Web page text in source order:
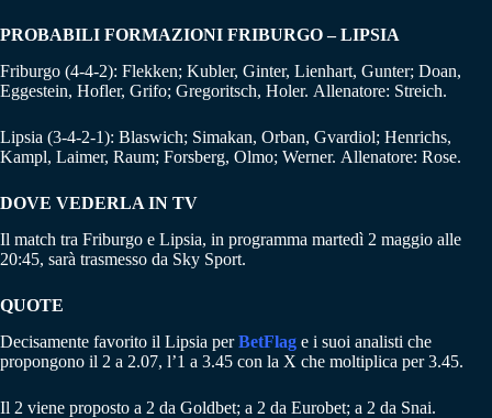
PROBABILI FORMAZIONI FRIBURGO – LIPSIA
Friburgo (4-4-2): Flekken; Kubler, Ginter, Lienhart, Gunter; Doan,
Eggestein, Hofler, Grifo; Gregoritsch, Holer. Allenatore: Streich.
Lipsia (3-4-2-1): Blaswich; Simakan, Orban, Gvardiol; Henrichs,
Kampl, Laimer, Raum; Forsberg, Olmo; Werner. Allenatore: Rose.
DOVE VEDERLA IN TV
Il match tra Friburgo e Lipsia, in programma martedì 2 maggio alle
20:45, sarà trasmesso da Sky Sport.
QUOTE
Decisamente favorito il Lipsia perBetFlag e i suoi analisti che
propongono il 2 a 2.07, l’1 a 3.45 con la X che moltiplica per 3.45.
Il 2 viene proposto a 2 da Goldbet; a 2 da Eurobet; a 2 da Snai.